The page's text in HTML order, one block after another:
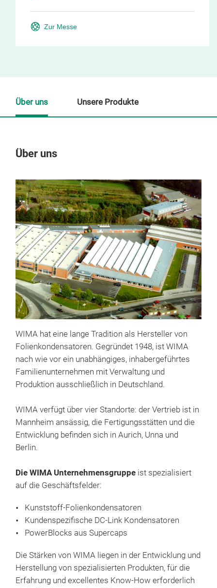
Zur Messe
Über uns
WIMA hat eine lange Tradition als Hersteller von
Folienkondensatoren. Gegründet 1948, ist WIMA
nach wie vor ein unabhängiges, inhabergeführtes
Familienunternehmen mit Verwaltung und
Produktion ausschließlich in Deutschland.
WIMA verfügt über vier Standorte: der Vertrieb ist in
Mannheim ansässig, die Fertigungsstätten und die
Entwicklung befinden sich in Aurich, Unna und
Berlin.
Die WIMA Unternehmensgruppe ist spezialisiert
auf die Geschäftsfelder:
Kunststoff-Folienkondensatoren
Kundenspezifische DC-Link Kondensatoren
PowerBlocks aus Supercaps
Die Stärken von WIMA liegen in der Entwicklung und
Herstellung von spezialisierten Produkten, für die
Erfahrung und excellentes Know-How erforderlich
Über uns Unsere Produkte